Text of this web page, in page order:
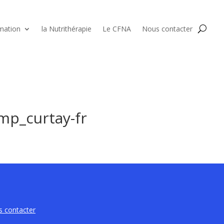
la Nutrithérapie Le CFNA Nous contacter
fr
contacter